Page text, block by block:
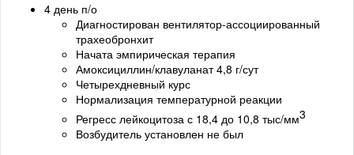
4 день п/о
Диагностирован вентилятор-ассоциированный
трахеобронхит
Начата эмпирическая терапия
Амоксициллин/клавуланат 4,8 г/сут
Четырехдневный курс
Нормализация температурной реакции
Регресс лейкоцитоза с 18,4 до 10,8 тыс/мм3
Возбудитель установлен не был